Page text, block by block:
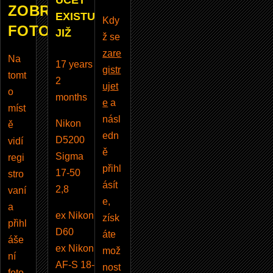
ZOBRAZUJE
FOTOBAZAR
Na
tomt
o
míst
ě
vidí
regi
stro
vaní
a
přihl
áše
ní
EXISTUJE
JIŽ
17 years
2
months
Nikon
D5200
Sigma
17-50
2,8
ex Nikon
D60
ex Nikon
AF-S 18-
Kdy
ž se
zare
gistr
ujet
e a
násl
edn
ě
přihl
ásít
e,
získ
áte
mož
nost